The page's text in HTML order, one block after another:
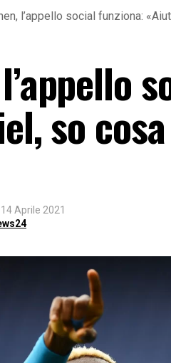
l’appello social funziona:
so
14 Aprile 2021